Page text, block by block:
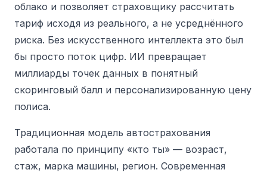
облако и позволяет страховщику рассчитать
тариф исходя из реального, а не усреднённого
риска. Без искусственного интеллекта это был
бы просто поток цифр. ИИ превращает
миллиарды точек данных в понятный
скоринговый балл и персонализированную цену
полиса.
Традиционная модель автострахования
работала по принципу «кто ты» — возраст,
стаж, марка машины, регион. Современная